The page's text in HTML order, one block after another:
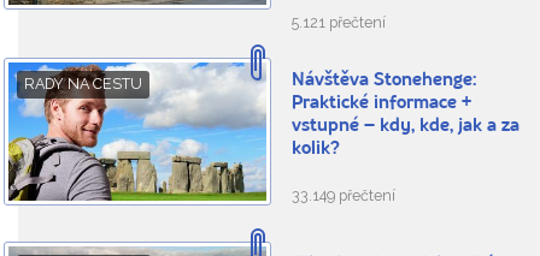
5.121 přečtení
RADY NA CESTU
Návštěva Stonehenge:
Praktické informace +
vstupné – kdy, kde, jak a za
kolik?
33.149 přečtení